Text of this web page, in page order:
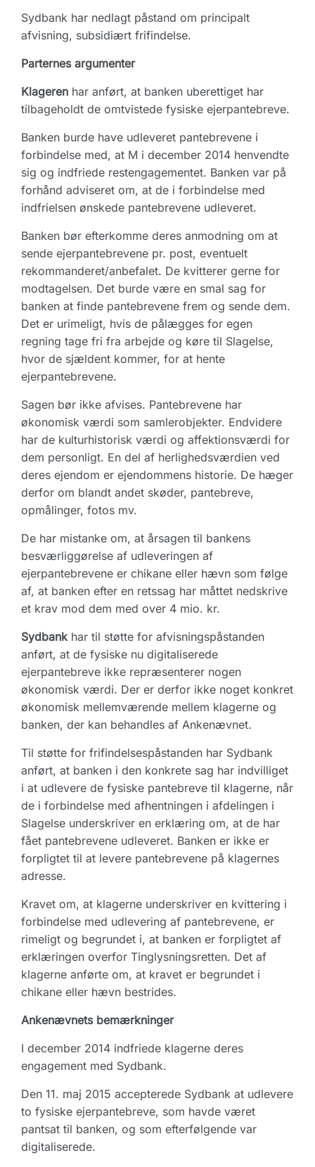
Sydbank har nedlagt påstand om principalt
afvisning, subsidiært frifindelse.
Parternes argumenter
Klageren har anført, at banken uberettiget har
tilbageholdt de omtvistede fysiske ejerpantebreve.
Banken burde have udleveret pantebrevene i
forbindelse med, at M i december 2014 henvendte
sig og indfriede restengagementet. Banken var på
forhånd adviseret om, at de i forbindelse med
indfrielsen ønskede pantebrevene udleveret.
Banken bør efterkomme deres anmodning om at
sende ejerpantebrevene pr. post, eventuelt
rekommanderet/anbefalet. De kvitterer gerne for
modtagelsen. Det burde være en smal sag for
banken at finde pantebrevene frem og sende dem.
Det er urimeligt, hvis de pålægges for egen
regning tage fri fra arbejde og køre til Slagelse,
hvor de sjældent kommer, for at hente
ejerpantebrevene.
Sagen bør ikke afvises. Pantebrevene har
økonomisk værdi som samlerobjekter. Endvidere
har de kulturhistorisk værdi og affektionsværdi for
dem personligt. En del af herlighedsværdien ved
deres ejendom er ejendommens historie. De hæger
derfor om blandt andet skøder, pantebreve,
opmålinger, fotos mv.
De har mistanke om, at årsagen til bankens
besværliggørelse af udleveringen af
ejerpantebrevene er chikane eller hævn som følge
af, at banken efter en retssag har måttet nedskrive
et krav mod dem med over 4 mio. kr.
Sydbankhar til støtte for afvisningspåstanden
anført, at de fysiske nu digitaliserede
ejerpantebreve ikke repræsenterer nogen
økonomisk værdi. Der er derfor ikke noget konkret
økonomisk mellemværende mellem klagerne og
banken, der kan behandles af Ankenævnet.
Til støtte for frifindelsespåstanden har Sydbank
anført, at banken i den konkrete sag har indvilliget
i at udlevere de fysiske pantebreve til klagerne, når
de i forbindelse med afhentningen i afdelingen i
Slagelse underskriver en erklæring om, at de har
fået pantebrevene udleveret. Banken er ikke er
forpligtet til at levere pantebrevene på klagernes
adresse.
Kravet om, at klagerne underskriver en kvittering i
forbindelse med udlevering af pantebrevene, er
rimeligt og begrundet i, at banken er forpligtet af
erklæringen overfor Tinglysningsretten. Det af
klagerne anførte om, at kravet er begrundet i
chikane eller hævn bestrides.
Ankenævnets bemærkninger
I december 2014 indfriede klagerne deres
engagement med Sydbank.
Den 11. maj 2015 accepterede Sydbank at udlevere
to fysiske ejerpantebreve, som havde været
pantsat til banken, og som efterfølgende var
digitaliserede.